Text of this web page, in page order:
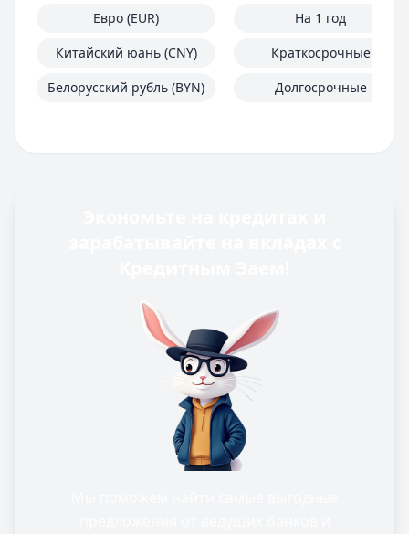
Евро (EUR)
Китайский юань (CNY)
Белорусский рубль (BYN)
На 1 год
Краткосрочные
Долгосрочные